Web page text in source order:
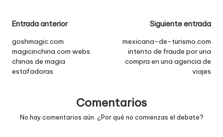
Navegación
de
entradas
Entrada anterior
goshmagic.com
magicinchina.com webs
chinas de magia
estafadoras
Siguiente entrada
mexicana-de-turismo.com
intento de fraude por una
compra en una agencia de
viajes
Comentarios
No hay comentarios aún. ¿Por qué no comienzas el debate?